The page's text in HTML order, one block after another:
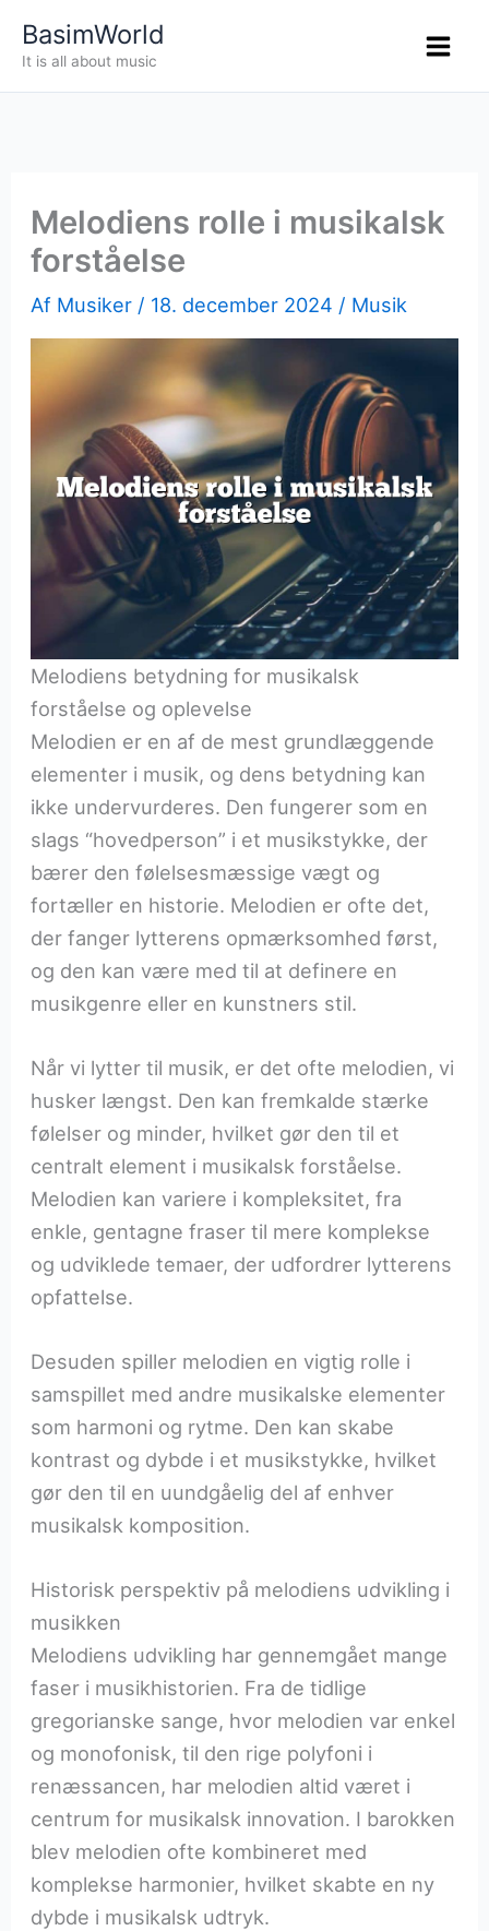
BasimWorld
It is all about music
Melodiens rolle i musikalsk
forståelse
Af Musiker / 18. december 2024 / Musik
Melodiens betydning for musikalsk
forståelse og oplevelse
Melodien er en af de mest grundlæggende
elementer i musik, og dens betydning kan
ikke undervurderes. Den fungerer som en
slags “hovedperson” i et musikstykke, der
bærer den følelsesmæssige vægt og
fortæller en historie. Melodien er ofte det,
der fanger lytterens opmærksomhed først,
og den kan være med til at definere en
musikgenre eller en kunstners stil.
Når vi lytter til musik, er det ofte melodien, vi
husker længst. Den kan fremkalde stærke
følelser og minder, hvilket gør den til et
centralt element i musikalsk forståelse.
Melodien kan variere i kompleksitet, fra
enkle, gentagne fraser til mere komplekse
og udviklede temaer, der udfordrer lytterens
opfattelse.
Desuden spiller melodien en vigtig rolle i
samspillet med andre musikalske elementer
som harmoni og rytme. Den kan skabe
kontrast og dybde i et musikstykke, hvilket
gør den til en uundgåelig del af enhver
musikalsk komposition.
Historisk perspektiv på melodiens udvikling i
musikken
Melodiens udvikling har gennemgået mange
faser i musikhistorien. Fra de tidlige
gregorianske sange, hvor melodien var enkel
og monofonisk, til den rige polyfoni i
renæssancen, har melodien altid været i
centrum for musikalsk innovation. I barokken
blev melodien ofte kombineret med
komplekse harmonier, hvilket skabte en ny
dybde i musikalsk udtryk.